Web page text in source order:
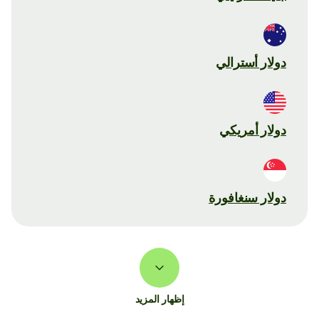
دولار أسترالي
دولار أمريكي
دولار سنغافورة
إظهار المزيد